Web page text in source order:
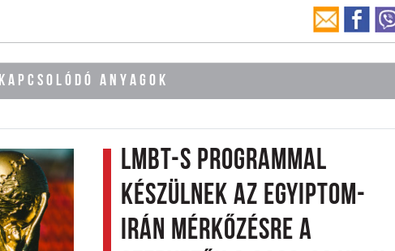
KAPCSOLÓDÓ ANYAGOK
LMBT-s programmal
készülnek az Egyiptom-
Irán mérkőzésre a